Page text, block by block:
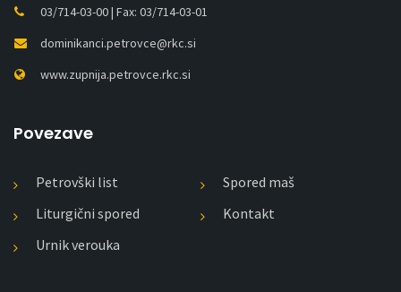
03/714-03-00 | Fax: 03/714-03-01
dominikanci.petrovce@rkc.si
www.zupnija.petrovce.rkc.si
Povezave
Petrovški list
Spored maš
Liturgični spored
Kontakt
Urnik verouka